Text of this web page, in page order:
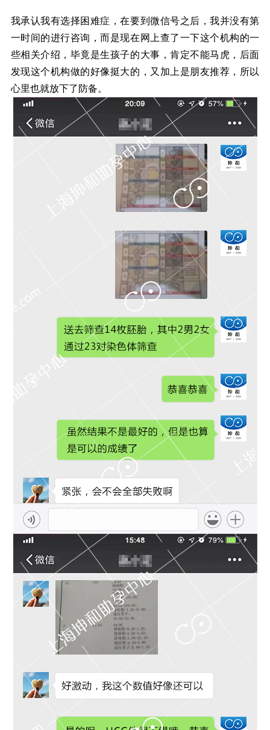
我承认我有选择困难症，在要到微信号之后，我并没有第
一时间的进行咨询，而是现在网上查了一下这个机构的一
些相关介绍，毕竟是生孩子的大事，肯定不能马虎，后面
发现这个机构做的好像挺大的，又加上是朋友推荐，所以
心里也就放下了防备。